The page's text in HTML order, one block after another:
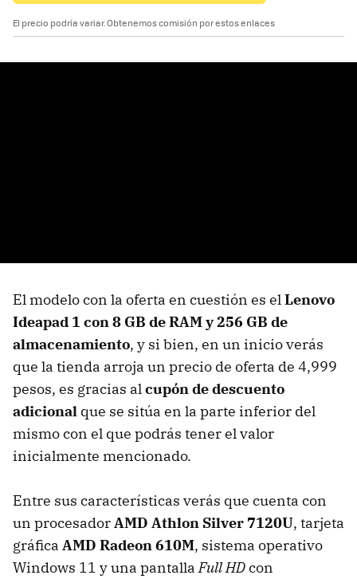
El precio podría variar. Obtenemos comisión por estos enlaces
El modelo con la oferta en cuestión es elLenovo
Ideapad 1 con 8 GB de RAM y 256 GB de
almacenamiento, y si bien, en un inicio verás
que la tienda arroja un precio de oferta de 4,999
pesos, es gracias alcupón de descuento
adicional que se sitúa en la parte inferior del
mismo con el que podrás tener el valor
inicialmente mencionado.
Entre sus características verás que cuenta con
un procesadorAMD Athlon Silver 7120U, tarjeta
gráfica AMD Radeon 610M, sistema operativo
Windows 11 y una pantallaFull HDcon